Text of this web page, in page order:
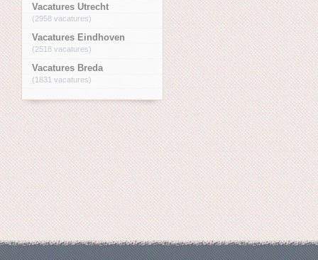
Vacatures Utrecht
(2958 vacatures)
Vacatures Eindhoven
(2518 vacatures)
Vacatures Breda
(1831 vacatures)